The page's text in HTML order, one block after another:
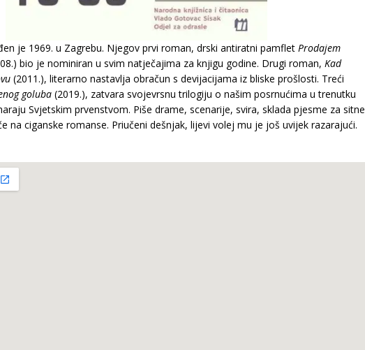
je 1969. u Zagrebu. Njegov prvi roman, drski antiratni pamflet Prodajem
bio je nominiran u svim natječajima za knjigu godine. Drugi roman, Kad
(2011.), literarno nastavlja obračun s devijacijama iz bliske prošlosti. Treći
goluba (2019.), zatvara svojevrsnu trilogiju o našim posrnućima u trenutku
Svjetskim prvenstvom. Piše drame, scenarije, svira, sklada pjesme za sitne
na ciganske romanse. Priučeni dešnjak, lijevi volej mu je još uvijek razarajući.